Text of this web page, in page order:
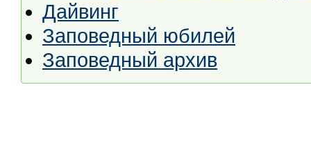
Дайвинг
Заповедный юбилей
Заповедный архив